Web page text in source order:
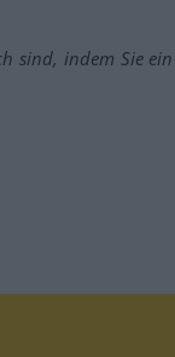
sind, indem Sie